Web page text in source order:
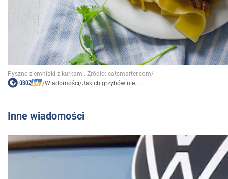
/Wiadomości/Jakich grzybów nie...
Inne wiadomości